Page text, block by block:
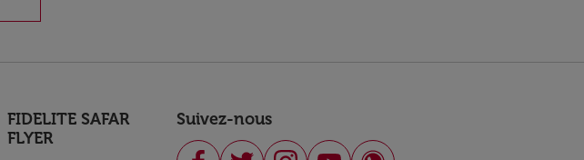
FIDELITE SAFAR
FLYER
Suivez-nous